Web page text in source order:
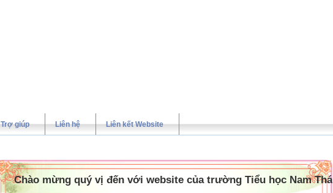
Trợ giúp Liên hệ Liên kết Website
Chào mừng quý vị đến với website của trường Tiểu học Nam Thái